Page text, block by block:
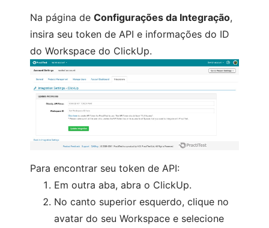
Na página de Configurações da Integração,
insira seu token de API e informações do ID
do Workspace do ClickUp.
Para encontrar seu token de API:
Em outra aba, abra o ClickUp.
No canto superior esquerdo, clique no
avatar do seu Workspace e selecione